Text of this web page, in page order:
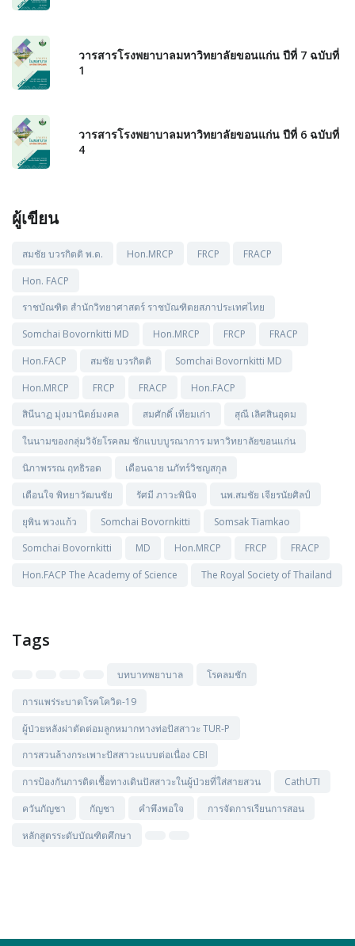
วารสารโรงพยาบาลมหาวิทยาลัยขอนแก่น ปีที่ 7 ฉบับที่
1
วารสารโรงพยาบาลมหาวิทยาลัยขอนแก่น ปีที่ 6 ฉบับที่
4
ผู้เขียน
สมชัย บวรกิตติ พ.ด. Hon.MRCP FRCP
FRACP
Hon. FACP
ราชบัณฑิต สำนักวิทยาศาสตร์ ราชบัณฑิตยสภาประเทศไทย
Somchai Bovornkitti MD
Hon.MRCP FRCP
FRACP
Hon.FACP
สมชัย บวรกิตติ
Somchai Bovornkitti MD
Hon.MRCP
FRCP FRACP
Hon.FACP
สินีนาฏ มุ่งมานิตย์มงคล
สมศักดิ์ เทียมเก่า
สุณี เลิศสินอุดม
ในนามของกลุ่มวิจัยโรคลม ชักแบบบูรณาการ มหาวิทยาลัยขอนแก่น
นิภาพรรณ ฤทธิรอด
เดือนฉาย นภัทร์วิชญสกุล
เตือนใจ พิทยาวัฒนชัย
รัศมี ภาวะพินิจ
นพ.สมชัย เจียรนัยศิลป์
ยุพิน พวงแก้ว
Somchai Bovornkitti
Somsak Tiamkao
Somchai Bovornkitti
MD Hon.MRCP FRCP
FRACP
Hon.FACP The Academy of Science
The Royal Society of Thailand
Tags
บทบาทพยาบาล
โรคลมชัก
การแพร่ระบาดโรคโควิด-19
ผู้ป่วยหลังผ่าตัดต่อมลูกหมากทางท่อปัสสาวะ TUR-P
การสวนล้างกระเพาะปัสสาวะแบบต่อเนื่อง CBI
การป้องกันการติดเชื้อทางเดินปัสสาวะในผู้ป่วยที่ใส่สายสวน
CathUTI
ควันกัญชา
กัญชา คำพึงพอใจ
การจัดการเรียนการสอน
หลักสูตรระดับบัณฑิตศึกษา